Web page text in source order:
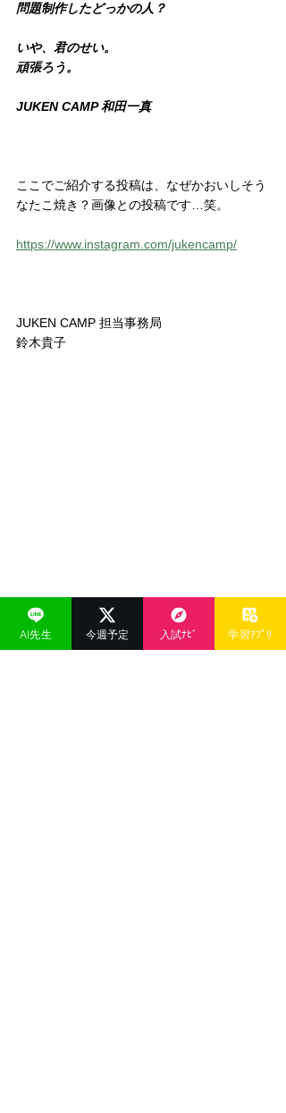
問題制作したどっかの人？
いや、君のせい。
頑張ろう。
JUKEN CAMP 和田一真
ここでご紹介する投稿は、なぜかおいしそう
なたこ焼き？画像との投稿です…笑。
https://www.instagram.com/jukencamp/
JUKEN CAMP 担当事務局
鈴木貴子
AI先生 今週予定 入試ﾅﾋﾞ 学習ｱﾌﾟﾘ